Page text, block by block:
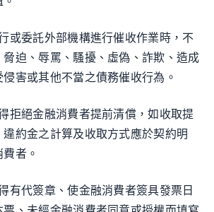
或委託外部機構進行催收作業時，不
迫、辱罵、騷擾、虛偽、詐欺、造成
害或其他不當之債務催收行為。
拒絕金融消費者提前清償，如收取提
約金之計算及收取方式應於契約明
者。
有代簽章、使金融消費者簽具發票日